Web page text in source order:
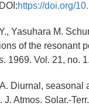
https://doi.org/
Yasuhara M.
of the resonant
1969. Vol. 21, no.
Diurnal,
Atmos. Solar.-